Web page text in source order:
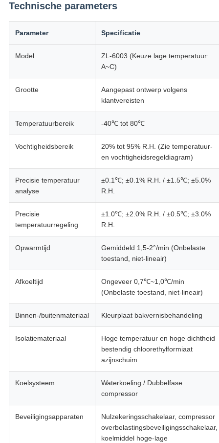
Technische parameters
Parameter Specificatie
Model
ZL-6003 (Keuze lage temperatuur:
A~C)
Grootte
Aangepast ontwerp volgens
klantvereisten
Temperatuurbereik -40℃ tot 80℃
Vochtigheidsbereik
20% tot 95% R.H. (Zie temperatuur-
en vochtigheidsregeldiagram)
Precisie temperatuur
analyse
±0.1℃; ±0.1% R.H. / ±1.5℃; ±5.0%
R.H.
Precisie
temperatuurregeling
±1.0℃; ±2.0% R.H. / ±0.5℃; ±3.0%
R.H.
Opwarmtijd
Gemiddeld 1,5-2°/min (Onbelaste
toestand, niet-lineair)
Afkoeltijd
Ongeveer 0,7℃~1,0℃/min
(Onbelaste toestand, niet-lineair)
Binnen-/buitenmateriaal Kleurplaat bakvernisbehandeling
Isolatiemateriaal
Hoge temperatuur en hoge dichtheid
bestendig chloorethylformiaat
azijnschuim
Koelsysteem
Waterkoeling / Dubbelfase
compressor
Beveiligingsapparaten
Nulzekeringsschakelaar, compressor
overbelastingsbeveiligingsschakelaar,
koelmiddel hoge-lage